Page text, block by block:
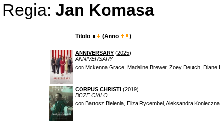
Regia: Jan Komasa
Titolo (Anno )
ANNIVERSARY (2025)
ANNIVERSARY
con Mckenna Grace, Madeline Brewer, Zoey Deutch, Diane
CORPUS CHRISTI (2019)
BOZE CIALO
con Bartosz Bielenia, Eliza Rycembel, Aleksandra